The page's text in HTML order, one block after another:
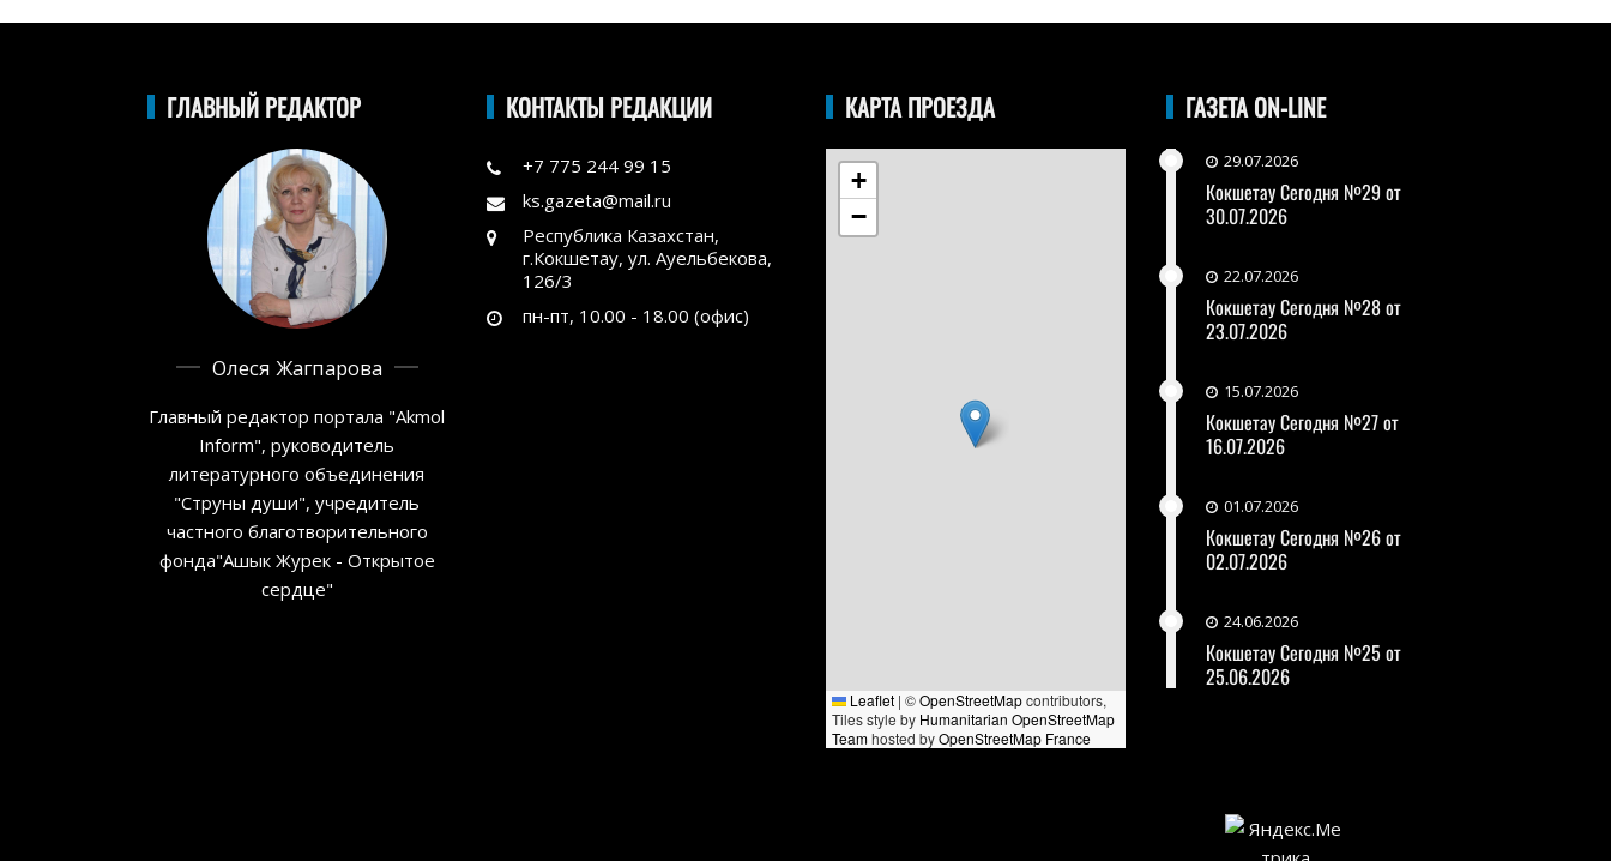
ГЛАВНЫЙ РЕДАКТОР
Олеся Жагпарова
Главный редактор портала "Akmol
Inform", руководитель
литературного объединения
"Струны души", учредитель
частного благотворительного
фонда"Ашык Журек - Открытое
сердце"
КОНТАКТЫ РЕДАКЦИИ
+7 775 244 99 15
ks.gazeta@mail.ru
Республика Казахстан,
г.Кокшетау, ул. Ауельбекова,
126/3
пн-пт, 10.00 - 18.00 (офис)
КАРТА ПРОЕЗДА
+
−
Leaflet | ©OpenStreetMapcontributors,
Tiles style by Humanitarian OpenStreetMap
Teamhosted byOpenStreetMap France
ГАЗЕТА ON-LINE
29.07.2026
Кокшетау Сегодня №29 от
30.07.2026
22.07.2026
Кокшетау Сегодня №28 от
23.07.2026
15.07.2026
Кокшетау Сегодня №27 от
16.07.2026
01.07.2026
Кокшетау Сегодня №26 от
02.07.2026
24.06.2026
Кокшетау Сегодня №25 от
25.06.2026